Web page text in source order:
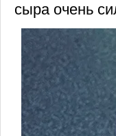
сыра очень